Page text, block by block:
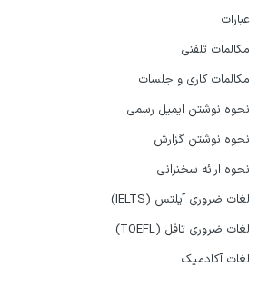
عبارات
مکالمات تلفنی
مکالمات کاری و جلسات
نحوه نوشتن ایمیل رسمی
نحوه نوشتن گزارش
نحوه ارائه سخنرانی
لغات ضروری آیلتس (IELTS)
لغات ضروری تافل (TOEFL)
لغات آکادمیک